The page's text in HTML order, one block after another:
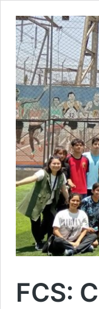
FCS: